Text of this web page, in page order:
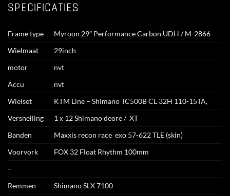
SPECIFICATIES
Frame type
Myroon 29″ Performance Carbon UDH / M-2866
Wielmaat
29inch
motor
nvt
Accu
nvt
Wielset
KTM Line – Shimano TC500B CL 32H 110-15TA,
Versnelling
1 x 12 Shimano deore / XT
Banden
Maxxis recon race exo 57-622 TLE (skin)
Voorvork
FOX 32 Float Rhythm 100mm
–
Remmen
Shimano SLX 7100